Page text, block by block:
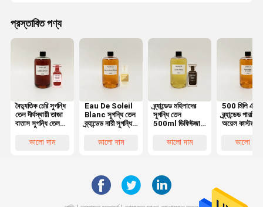
প্রস্তাবিত পণ্য
বৈদ্যুতিক চেরি সুগন্ধি
তেল দীর্ঘস্থায়ী তাজা
বাতাস সুগন্ধি তেল
ভালো দাম
Eau De Soleil
Blanc সুগন্ধি তেল
ব্র্যান্ডেড নারী সুগন্ধি
ভালো দাম
ব্র্যান্ডেড মহিলাদের
সুগন্ধি তেল
500ml ডিফিউজার
অপরিহার্য তেল
ভালো দাম
500 মিলি 4
ব্র্যান্ডেড
অয়েল
সুগন্ধি তেল
ভালো দাম